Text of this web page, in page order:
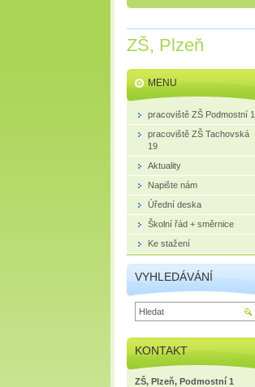
ZŠ, Plzeň
MENU
pracoviště ZŠ Podmostní 1
pracoviště ZŠ Tachovská
19
Aktuality
Napište nám
Úřední deska
Školní řád + směrnice
Ke stažení
VYHLEDÁVÁNÍ
KONTAKT
ZŠ, Plzeň, Podmostní 1